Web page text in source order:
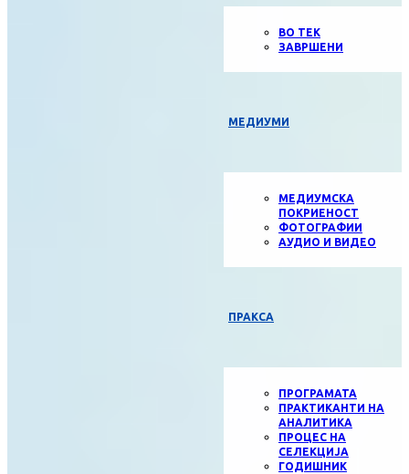
ВО ТЕК
ЗАВРШЕНИ
МЕДИУМИ
МЕДИУМСКА
ПОКРИЕНОСТ
ФОТОГРАФИИ
АУДИО И ВИДЕО
ПРАКСА
ПРОГРАМАТА
ПРАКТИКАНТИ НА
АНАЛИТИКА
ПРОЦЕС НА
СЕЛЕКЦИЈА
ГОДИШНИК